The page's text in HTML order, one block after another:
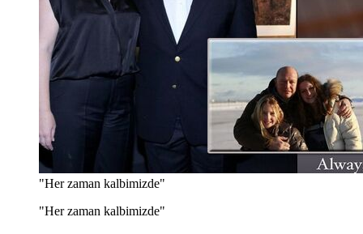
"Her zaman kalbimizde"
"Her zaman kalbimizde"